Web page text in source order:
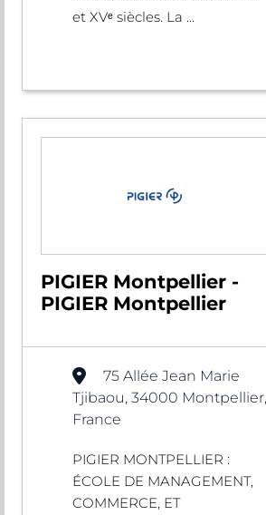
et XVᵉ siècles. La ...
PIGIER Montpellier -
PIGIER Montpellier
75 Allée Jean Marie
Tjibaou, 34000 Montpellier,
France
PIGIER MONTPELLIER :
ÉCOLE DE MANAGEMENT,
COMMERCE, ET